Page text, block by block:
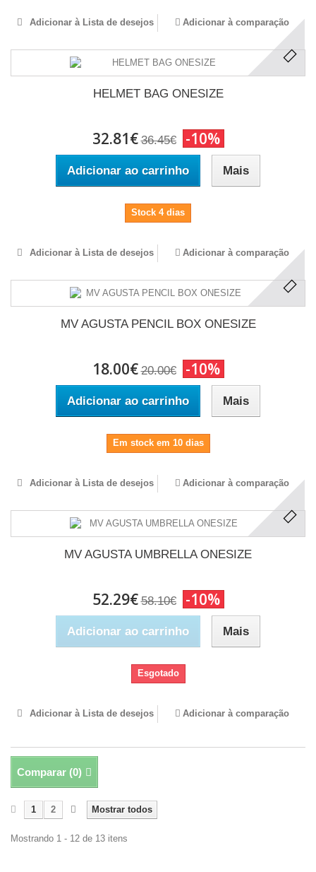
Adicionar à Lista de desejos Adicionar à comparação
HELMET BAG ONESIZE
32.81€ 36.45€ -10%
Adicionar ao carrinho Mais
Stock 4 dias
Adicionar à Lista de desejos Adicionar à comparação
MV AGUSTA PENCIL BOX ONESIZE
18.00€ 20.00€ -10%
Adicionar ao carrinho Mais
Em stock em 10 dias
Adicionar à Lista de desejos Adicionar à comparação
MV AGUSTA UMBRELLA ONESIZE
52.29€ 58.10€ -10%
Adicionar ao carrinho Mais
Esgotado
Adicionar à Lista de desejos Adicionar à comparação
Comparar (0)
Mostrar todos
1 2
Mostrando 1 - 12 de 13 itens